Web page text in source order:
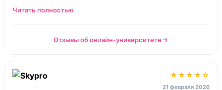
Отзывы об онлайн‑университете
★★★★☆
21 февраля 2026